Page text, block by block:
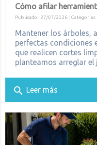
Cómo afilar
Publicado : 27/07/2026 | Categorías :
Mantener los árboles,
perfectas condiciones
que realicen cortes
planteamos arreglar el
search Leer más